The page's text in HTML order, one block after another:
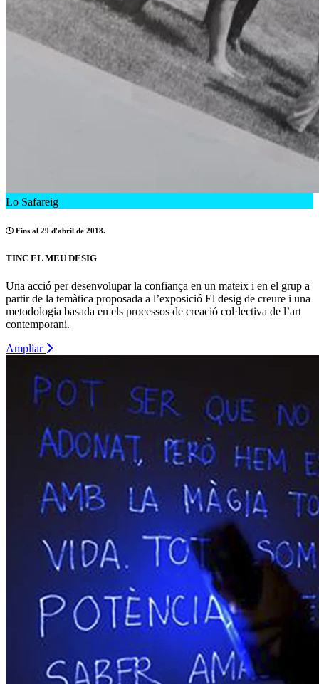
Lo Safareig
Fins al 29 d'abril de 2018.
TINC EL MEU DESIG
Una acció per desenvolupar la confiança en un mateix i en el grup a
partir de la temàtica proposada a l’exposició El desig de creure i una
metodologia basada en els processos de creació col·lectiva de l’art
contemporani.
Ampliar